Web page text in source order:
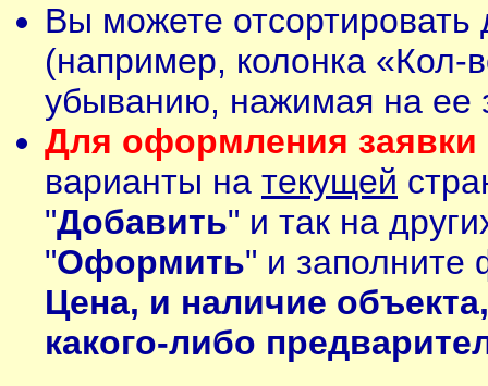
Вы можете
(например, колонка «Кол-
убыванию, нажимая на ее
Для оформления заявки
варианты на текущей
"Добавить" и так на
"Оформить" и заполните
Цена, и наличие
какого-либо